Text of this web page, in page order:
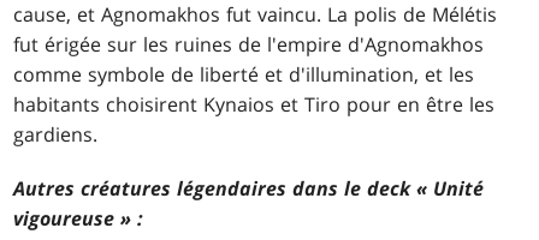
cause, et Agnomakhos fut vaincu. La polis de Mélétis
fut érigée sur les ruines de l'empire d'Agnomakhos
comme symbole de liberté et d'illumination, et les
habitants choisirent Kynaios et Tiro pour en être les
gardiens.
Autres créatures légendaires dans le deck « Unité
vigoureuse » :